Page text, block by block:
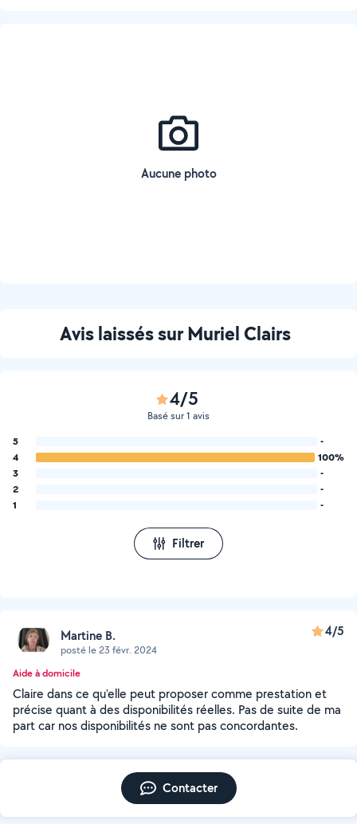
Aucune photo
Avis laissés sur Muriel Clairs
4/5
Basé sur 1 avis
5
-
4
100%
3
-
2
-
1
-
Filtrer
Martine B.
posté le 23 févr. 2024
4/5
Aide à domicile
Claire dans ce qu'elle peut proposer comme prestation et
précise quant à des disponibilités réelles. Pas de suite de ma
part car nos disponibilités ne sont pas concordantes.
Contacter